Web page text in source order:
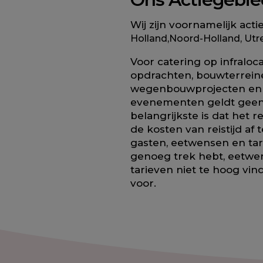
Wij zijn voornamelijk
Holland,Noord-Holland,
Voor catering op
opdrachten,
wegenbouwprojecten
evenementen geldt
belangrijkste is dat het
de kosten van reistijd af
gasten, eetwensen en
genoeg trek hebt,
tarieven niet te hoog
voor.